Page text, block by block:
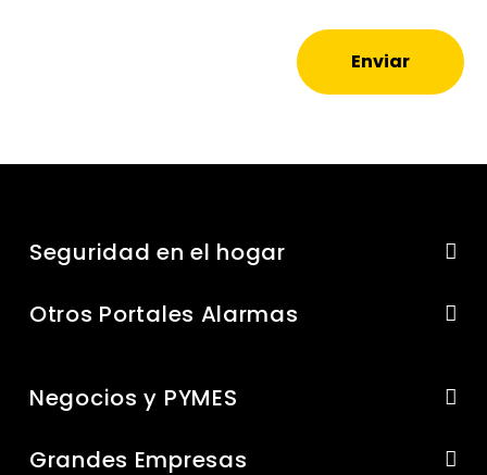
Enviar
Seguridad en el hogar
Otros Portales Alarmas
Negocios y PYMES
Grandes Empresas